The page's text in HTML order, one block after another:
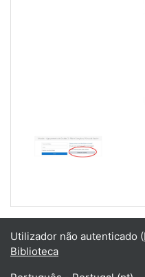
Utilizador não autenticado (
Biblioteca